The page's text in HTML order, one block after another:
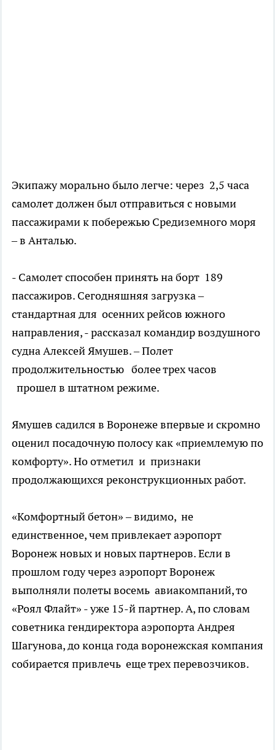
Экипажу морально было легче: через 2,5 часа
самолет должен был отправиться с новыми
пассажирами к побережью Средиземного моря
– в Анталью.
- Самолет способен принять на борт 189
пассажиров. Сегодняшняя загрузка –
стандартная для осенних рейсов южного
направления, - рассказал командир воздушного
судна Алексей Ямушев. – Полет
продолжительностью более трех часов
прошел в штатном режиме.
Ямушев садился в Воронеже впервые и скромно
оценил посадочную полосу как «приемлемую по
комфорту». Но отметил и признаки
продолжающихся реконструкционных работ.
«Комфортный бетон» – видимо, не
единственное, чем привлекает аэропорт
Воронеж новых и новых партнеров. Если в
прошлом году через аэропорт Воронеж
выполняли полеты восемь авиакомпаний, то
«Роял Флайт» - уже 15-й партнер. А, по словам
советника гендиректора аэропорта Андрея
Шагунова, до конца года воронежская компания
собирается привлечь еще трех перевозчиков.